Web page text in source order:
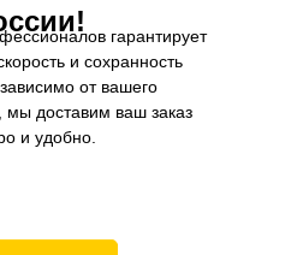
гарантирует
и сохранность
от вашего
мы доставим ваш заказ
и удобно.